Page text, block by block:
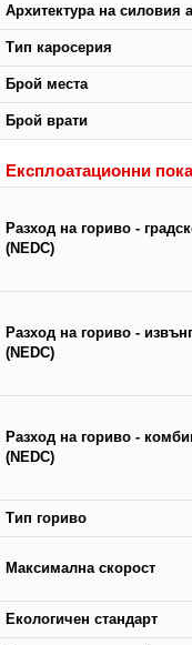
Архитектура на силовия
Тип каросерия
Брой места
Брой врати
Експлоатационни
Разход на гориво -
(NEDC)
Разход на гориво -
(NEDC)
Разход на гориво -
(NEDC)
Тип гориво
Максимална скорост
Екологичен стандарт